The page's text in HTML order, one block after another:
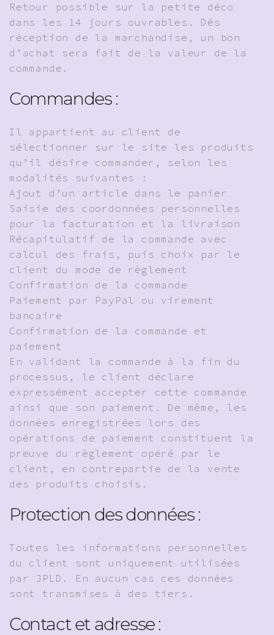
Retour possible sur la petite déco
dans les 14 jours ouvrables. Dès
réception de la marchandise, un bon
d’achat sera fait de la valeur de la
commande.
Commandes :
Il appartient au client de
sélectionner sur le site les produits
qu’il désire commander, selon les
modalités suivantes :
Ajout d’un article dans le panier
Saisie des coordonnées personnelles
pour la facturation et la livraison
Récapitulatif de la commande avec
calcul des frais, puis choix par le
client du mode de règlement
Confirmation de la commande
Paiement par PayPal ou virement
bancaire
Confirmation de la commande et
paiement
En validant la commande à la fin du
processus, le client déclare
expressément accepter cette commande
ainsi que son paiement. De même, les
données enregistrées lors des
opérations de paiement constituent la
preuve du règlement opéré par le
client, en contrepartie de la vente
des produits choisis.
Protection des données :
Toutes les informations personnelles
du client sont uniquement utilisées
par JPLD. En aucun cas ces données
sont transmises à des tiers.
Contact et adresse :